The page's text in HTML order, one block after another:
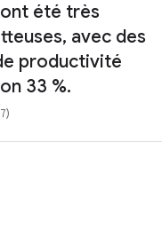
été très
avec des
productivité
33 %.